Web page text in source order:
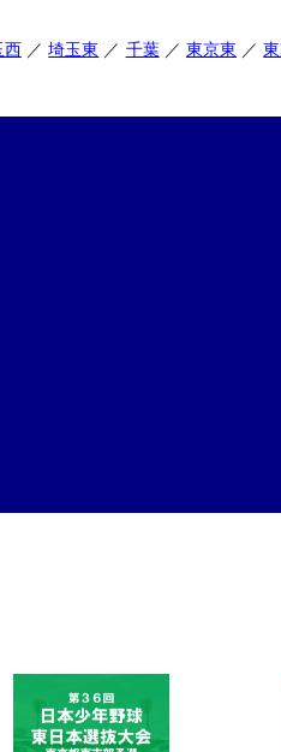
西 埼玉東 千葉 東京東